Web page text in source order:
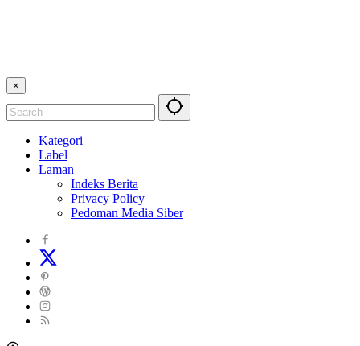
×
Kategori
Label
Laman
Indeks Berita
Privacy Policy
Pedoman Media Siber